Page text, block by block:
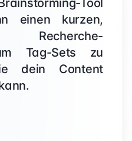
Tool
einen kurzen,
Recherche-
Tag-Sets zu
dein Content